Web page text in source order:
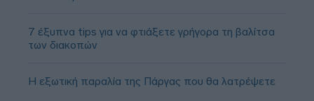
7 έξυπνα tips για να φτιάξετε γρήγορα τη βαλίτσα
των διακοπών
Η εξωτική παραλία της Πάργας που θα λατρέψετε